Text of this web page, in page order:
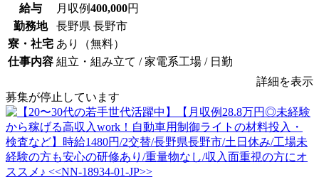
給与 月収例400,000円
勤務地
長野県 長野市
寮・社宅 あり（無料）
仕事内容 組立・組み立て / 家電系工場 / 日勤
詳細を表示
募集が停止しています